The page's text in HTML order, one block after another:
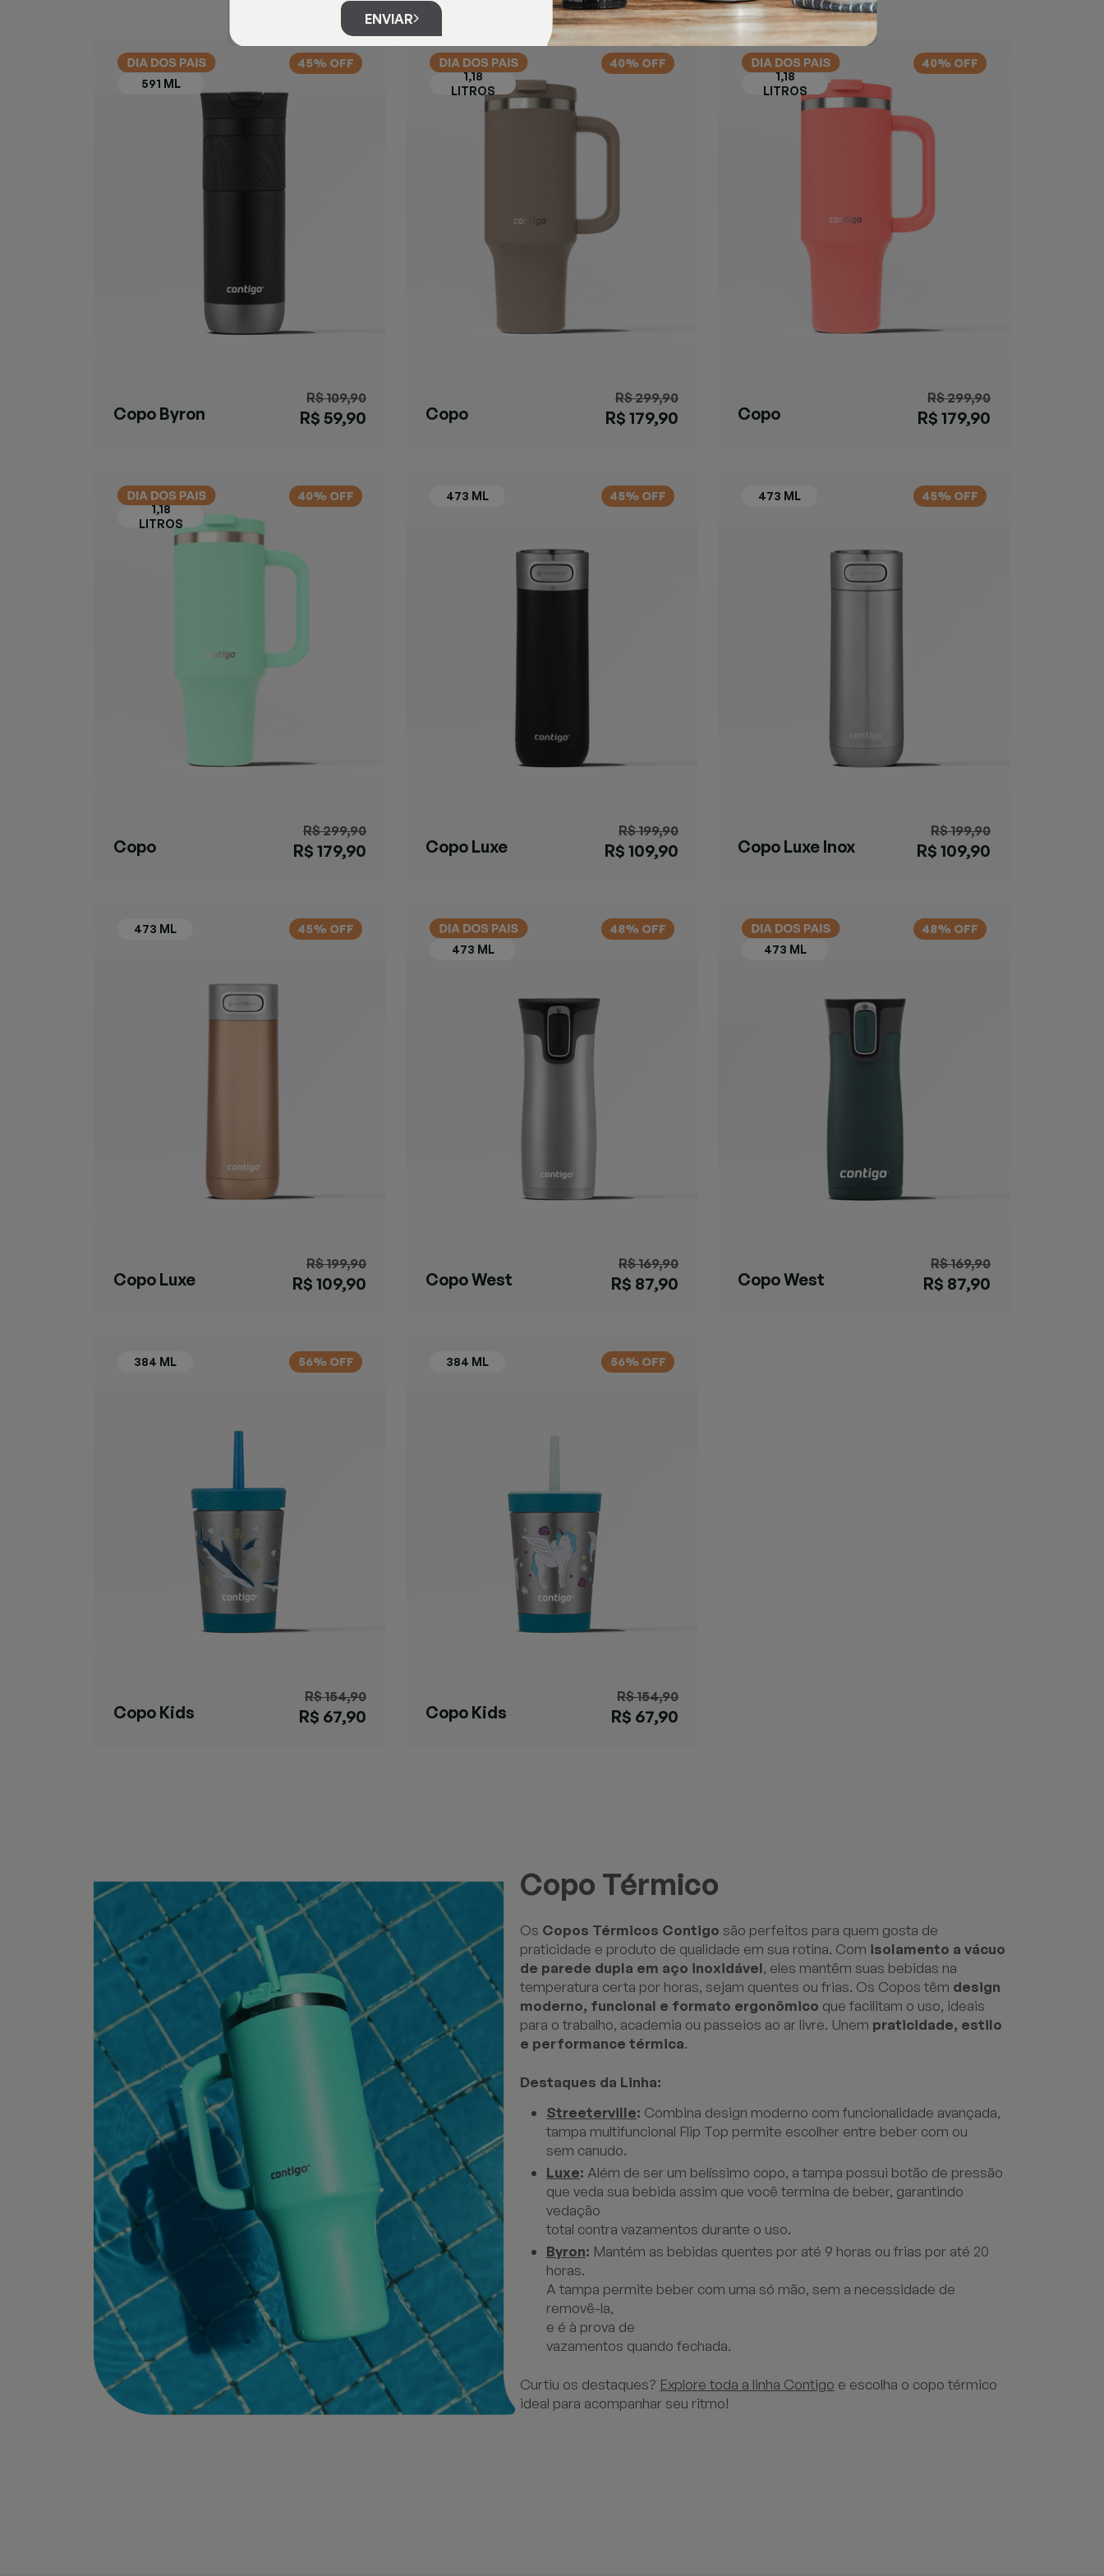
45% OFF
Copo Byron
R$ 109,90
R$ 59,90
40% OFF
Copo
R$ 299,90
R$ 179,90
40% OFF
Copo
R$ 299,90
R$ 179,90
40% OFF
Copo
R$ 299,90
R$ 179,90
45% OFF
Copo Luxe
R$ 199,90
R$ 109,90
45% OFF
Copo Luxe Inox
R$ 199,90
R$ 109,90
45% OFF
Copo Luxe
R$ 199,90
R$ 109,90
48% OFF
Copo West
R$ 169,90
R$ 87,90
48% OFF
Copo West
R$ 169,90
R$ 87,90
56% OFF
Copo Kids
R$ 154,90
R$ 67,90
56% OFF
Copo Kids
R$ 154,90
R$ 67,90
Copo Térmico
Os Copos Térmicos Contigo são perfeitos para quem gosta de
praticidade e produto de qualidade em sua rotina. Com isolamento a vácuo
de parede dupla em aço inoxidável, eles mantêm suas bebidas na
temperatura certa por horas, sejam quentes ou frias. Os Copos têm design
moderno, funcional e formato ergonômico que facilitam o uso, ideais
para o trabalho, academia ou passeios ao ar livre. Unem praticidade, estilo
e performance térmica.
Destaques da Linha:
Streeterville: Combina design moderno com funcionalidade avançada,
tampa multifuncional Flip Top permite escolher entre beber com ou
sem canudo.
Luxe: Além de ser um belíssimo copo, a tampa possui botão de pressão
que veda sua bebida assim que você termina de beber, garantindo
vedação
total contra vazamentos durante o uso.
Byron: Mantém as bebidas quentes por até 9 horas ou frias por até 20
horas.
A tampa permite beber com uma só mão, sem a necessidade de
removê-la,
e é à prova de
vazamentos quando fechada.
Curtiu os destaques? Explore toda a linha Contigo e escolha o copo térmico
ideal para acompanhar seu ritmo!
ENVIAR